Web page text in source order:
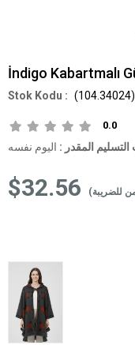
İndigo Kabartmalı
(104.34024)
0.0
المقدر : اليوم نفسه
$32.56 للضريبة)